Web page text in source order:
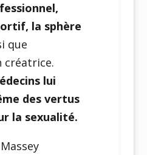
la sphère
que
créatrice.
lui
des vertus
la sexualité.